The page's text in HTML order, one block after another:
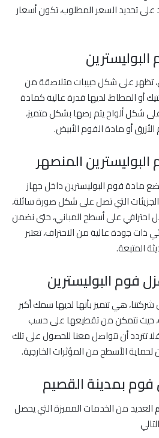
تحديد السعر المطلوب، تكون أسعار
تظهر على شكل حبيبات متلاصقة من
أو المطاط، لديها قدرة عالية كمادة
شكل ألواح يتم رصها بشكل متميز،
أو مادة الفوم الأبيض.
المنصهر
مادة فوم البوليسترين داخل جهاز
التي تصل على شكل صورة سائلة،
على أسطح المباني، حتى نضمن
جودة عالية من الاحتراف، تعتبر
المتبعة.
فوم البوليسترين
هي تتميز بأنها لديها سمك أكبر
حيث نتمكن من تقطيعها على حسب
تتردد أن تتواصل معنا للحصول على تلك
الأسطح من المؤثرات الخارجية.
بمدينة القصيم
العديد من الخدمات المميزة التي يحصل